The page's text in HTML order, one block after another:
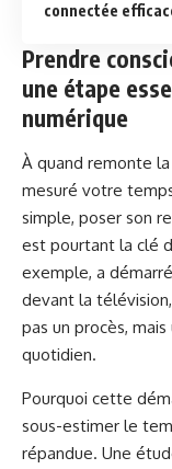
connectée
Prendre
une étape
numérique
À quand remonte
mesuré votre
simple, poser son
est pourtant la clé
exemple, a
devant la
pas un procès,
quotidien.
Pourquoi cette
sous-estimer le
répandue. Une